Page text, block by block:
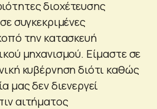
διοχέτευσης
συγκεκριμένες
την κατασκευή
μηχανισμού. Είμαστε σε
κυβέρνηση διότι καθώς
μας δεν διενεργεί
αιτήματος